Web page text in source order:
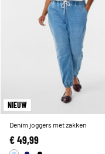
NIEUW
Denim joggers met zakken
€ 49,99